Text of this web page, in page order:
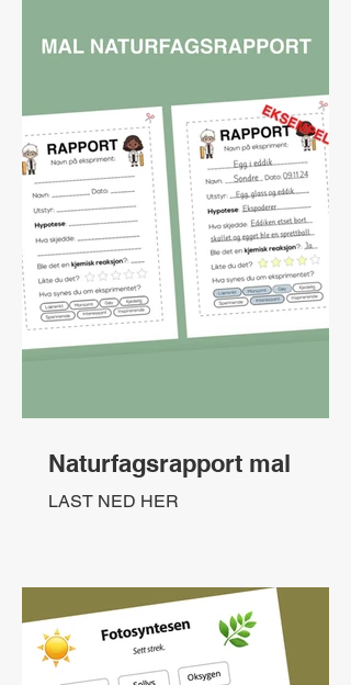
Naturfagsrapport mal
LAST NED HER